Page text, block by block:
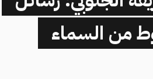
من السماء